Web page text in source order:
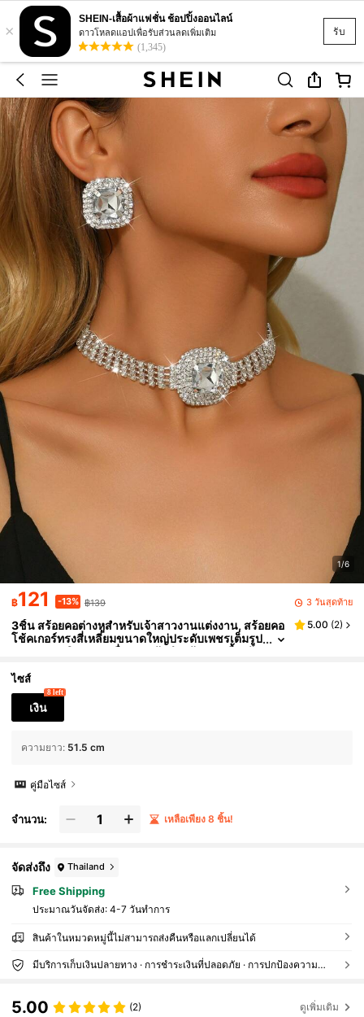
รับ
×
SHEIN-เสื้อผ้าแฟชั่น ช้อปปิ้งออนไลน์
ดาวโหลดแอปเพื่อรับส่วนลดเพิ่มเติม
(1,345)
1/6
฿121 -13% ฿139 3 วันสุดท้าย
3ชิ้น สร้อยคอต่างหูสำหรับเจ้าสาวงานแต่งงาน, สร้อยคอ
โช้คเกอร์ทรงสี่เหลี่ยมขนาดใหญ่ประดับเพชรเต็มรูป
ทรงเรขาคณิต, ชุดเครื่องประดับสำหรับงานเลี้ยงสัง
5.00 (2)
ไซส์
เงิน
8 left
ความยาว: 51.5 cm
คู่มือไซส์
จำนวน: เหลือเพียง 8 ชิ้น!
จัดส่งถึง Thailand
Free Shipping
ประมาณวันจัดส่ง: 4-7 วันทำการ
สินค้าในหมวดหมู่นี้ไม่สามารถส่งคืนหรือแลกเปลี่ยนได้
มีบริการเก็บเงินปลายทาง · การชำระเงินที่ปลอดภัย · การปกป้องความเป็นส่วนตัว
5.00 (2) ดูเพิ่มเติม